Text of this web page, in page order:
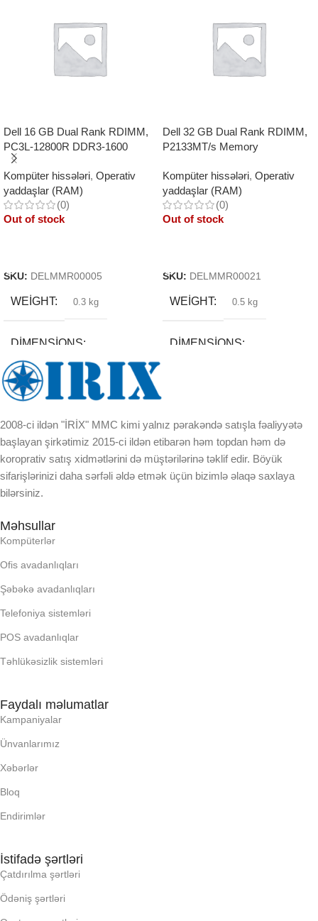
Dell 16 GB Dual Rank RDIMM,
PC3L-12800R DDR3-1600
REGISTERED
Kompüter hissələri, Operativ
yaddaşlar (RAM)
(0)
Out of stock
SKU: DELMMR00005
WEIGHT 0.3 kg
DIMENSIONS
5 × 15 × 3 cm
BREND
DAXILI YADDA
KORPUSUN RNGI:
LCD
PROCESSOR
QURULU:
RNG
Dell 32 GB Dual Rank RDIMM,
P2133MT/s Memory
Kompüter hissələri, Operativ
yaddaşlar (RAM)
(0)
Out of stock
SKU: DELMMR00021
WEIGHT 0.5 kg
DIMENSIONS
BREND
DAXILI YADDA
2008-ci ildən "İRİX" MMC kimi yalnız pərakəndə satışla fəaliyyətə
başlayan şirkətimiz 2015-ci ildən etibarən həm topdan həm də
koroprativ satış xidmətlərini də müştərilərinə təklif edir. Böyük
sifarişlərinizi daha sərfəli əldə etmək üçün bizimlə əlaqə saxlaya
bilərsiniz.
Məhsullar
Kompüterlər
Ofis avadanlıqları
Şəbəkə avadanlıqları
Telefoniya sistemləri
POS avadanlıqlar
Təhlükəsizlik sistemləri
Faydalı məlumatlar
Kampaniyalar
Ünvanlarımız
Xəbərlər
Bloq
Endirimlər
İstifadə şərtləri
Çatdırılma şərtləri
Ödəniş şərtləri